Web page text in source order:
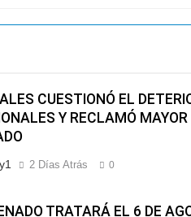
CUESTIONÓ EL
Y RECLAMÓ MAYOR
2 Días Atrás 0
TRATARÁ EL 6 DE